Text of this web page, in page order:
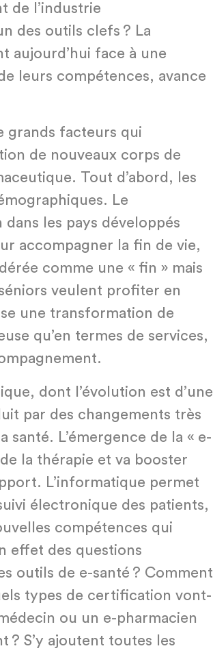
de l’industrie
des outils clefs ? La
aujourd’hui face à une
leurs compétences, avance
grands facteurs qui
de nouveaux corps de
Tout d’abord, les
Le
les pays développés
accompagner la fin de vie,
comme une « fin » mais
veulent profiter en
une transformation de
qu’en termes de services,
dont l’évolution est d’une
par des changements très
L’émergence de la « e-
la thérapie et va booster
L’informatique permet
électronique des patients,
compétences qui
effet des questions
outils de e-santé ? Comment
types de certification vont-
ou un e-pharmacien
? S’y ajoutent toutes les